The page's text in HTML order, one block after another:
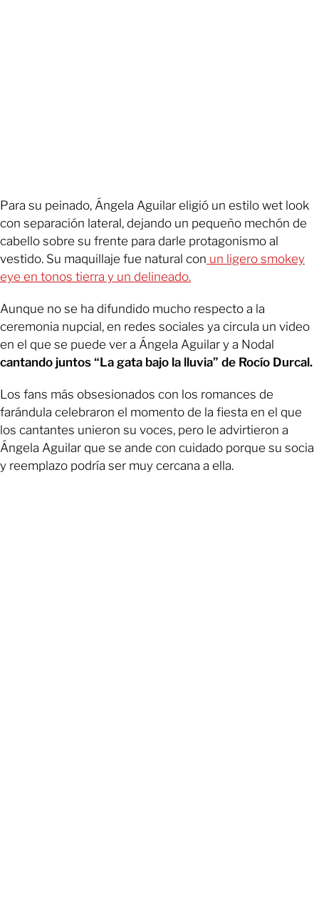
Para su peinado, Ángela Aguilar eligió un estilo wet look
con separación lateral, dejando un pequeño mechón de
cabello sobre su frente para darle protagonismo al
vestido. Su maquillaje fue natural con un ligero smokey
eye en tonos tierra y un delineado.
Aunque no se ha difundido mucho respecto a la
ceremonia nupcial, en redes sociales ya circula un video
en el que se puede ver a Ángela Aguilar y a Nodal
cantando juntos “La gata bajo la lluvia” de Rocío Durcal.
Los fans más obsesionados con los romances de
farándula celebraron el momento de la fiesta en el que
los cantantes unieron su voces, pero le advirtieron a
Ángela Aguilar que se ande con cuidado porque su socia
y reemplazo podría ser muy cercana a ella.